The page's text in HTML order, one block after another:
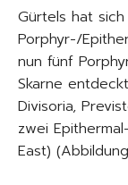
Gürtels hat
Porphyr-/
nun fünf
Skarne
Divisoria,
zwei
East)